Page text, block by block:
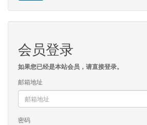
会员登录
如果您已经是本站会员，请直接登录。
邮箱地址
密码